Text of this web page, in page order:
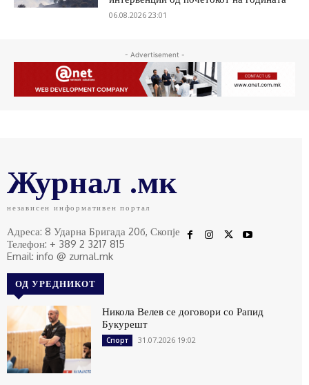
06.08.2026 23:01
- Advertisement -
Журнал .мк
независен информативен портал
Адреса: 8 Ударна Бригада 20б, Скопје
Телефон: + 389 2 3217 815
Email: info @ zurnal.mk
ОД УРЕДНИКОТ
Никола Велев се договори со Рапид
Букурешт
Спорт 31.07.2026 19:02